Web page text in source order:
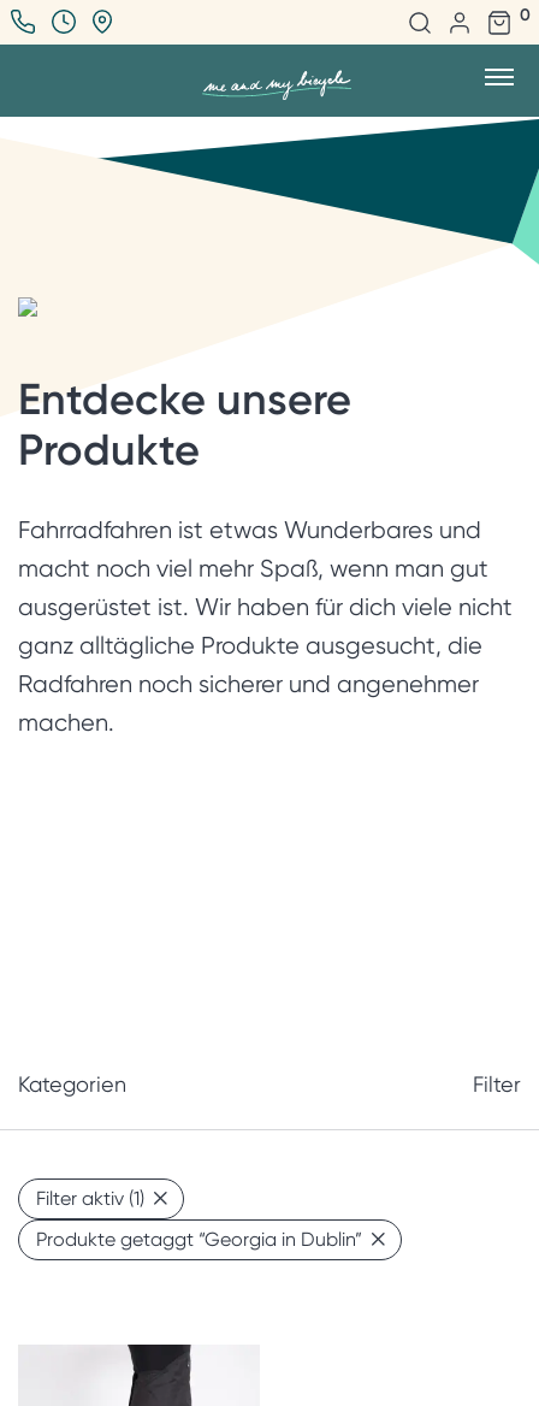
0
Entdecke unsere
Produkte
Fahrradfahren ist etwas Wunderbares und
macht noch viel mehr Spaß, wenn man gut
ausgerüstet ist. Wir haben für dich viele nicht
ganz alltägliche Produkte ausgesucht, die
Radfahren noch sicherer und angenehmer
machen.
Kategorien Filter
Filter aktiv (1)
Produkte getaggt “Georgia in Dublin”